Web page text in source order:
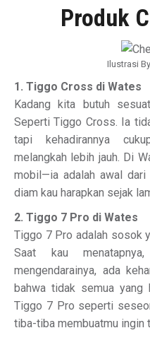
Produk
Ilustrasi
1. Tiggo Cross di Wates
Kadang kita butuh
Seperti Tiggo Cross. Ia
tapi kehadirannya
melangkah lebih jauh. Di
mobil—ia adalah awal dari
diam kau harapkan sejak
2. Tiggo 7 Pro di Wates
Tiggo 7 Pro adalah sosok
Saat kau
mengendarainya, ada
bahwa tidak semua yang
Tiggo 7 Pro seperti
tiba-tiba membuatmu ingin